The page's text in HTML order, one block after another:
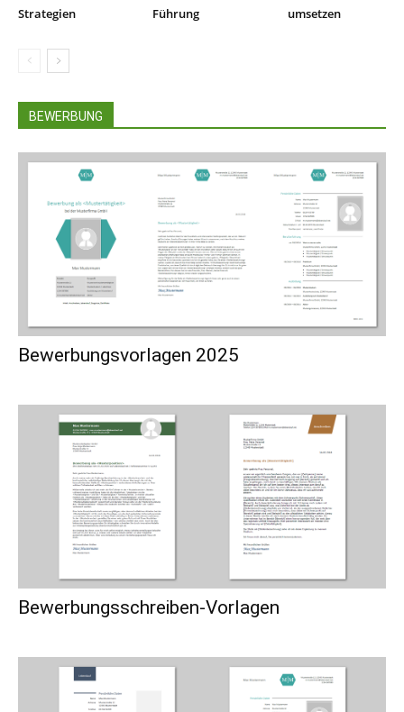
Strategien
Führung
umsetzen
BEWERBUNG
Bewerbungsvorlagen 2025
Bewerbungsschreiben-Vorlagen